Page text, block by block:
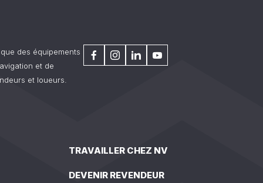
des équipements
et de
et loueurs.
TRAVAILLER CHEZ NV
DEVENIR REVENDEUR